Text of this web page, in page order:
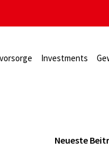
Investments
Neueste